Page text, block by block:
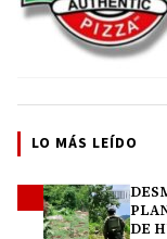
LO MÁS LEÍDO
DE